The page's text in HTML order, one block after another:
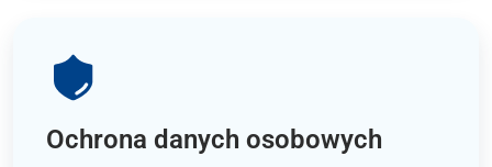
Ochrona danych osobowych